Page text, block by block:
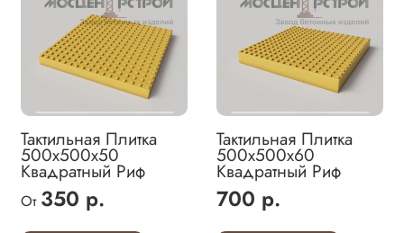
Тактильная Плитка
500х500х50
Квадратный Риф
От 350 р.
Тактильная Плитка
500х500х60
Квадратный Риф
700 р.